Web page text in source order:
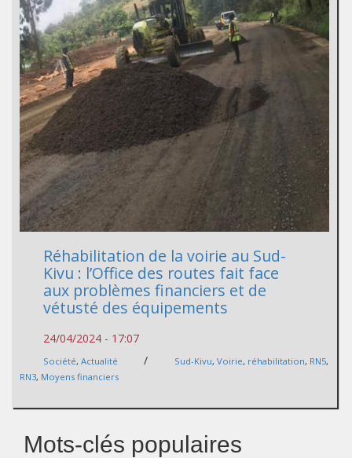
Réhabilitation de la voirie au Sud-
Kivu : l’Office des routes fait face
aux problèmes financiers et de
vétusté des équipements
24/04/2024 - 17:07
Société, Actualité / Sud-Kivu, Voirie, réhabilitation, RN5,
RN3, Moyens financiers
Mots-clés populaires